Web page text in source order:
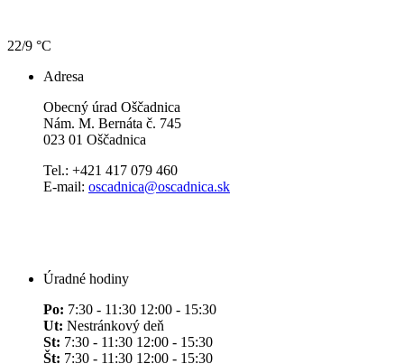
22/9 °C
Adresa
Obecný úrad Oščadnica
Nám. M. Bernáta č. 745
023 01 Oščadnica
Tel.: +421 417 079 460
E-mail: oscadnica@oscadnica.sk
Úradné hodiny
Po: 7:30 - 11:30 12:00 - 15:30
Ut: Nestránkový deň
St: 7:30 - 11:30 12:00 - 15:30
Št: 7:30 - 11:30 12:00 - 15:30